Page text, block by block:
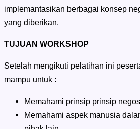
implemantasikan berbagai konsep
yang diberikan.
TUJUAN WORKSHOP
Setelah mengikuti pelatihan ini
mampu untuk :
Memahami prinsip prinsip
Memahami aspek manusia